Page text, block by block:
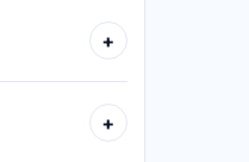
+
+